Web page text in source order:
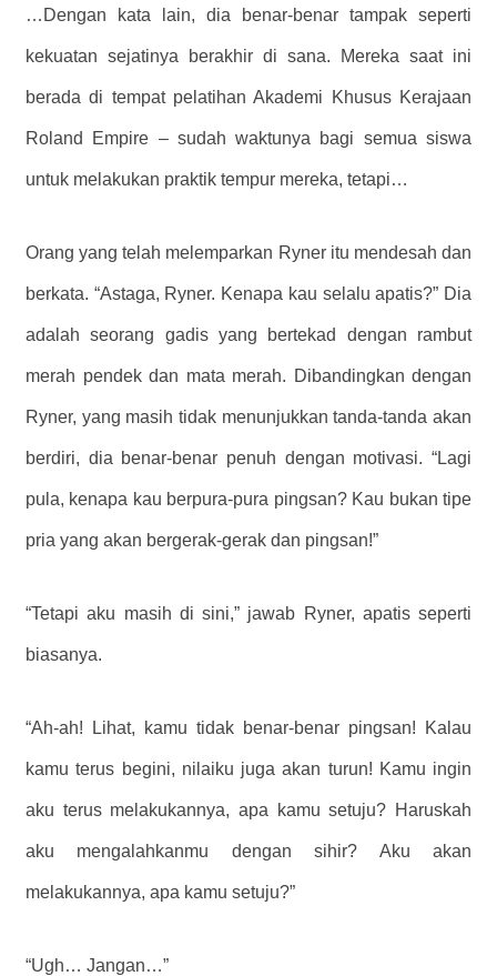
…Dengan kata lain, dia benar-benar tampak seperti
kekuatan sejatinya berakhir di sana. Mereka saat ini
berada di tempat pelatihan Akademi Khusus Kerajaan
Roland Empire – sudah waktunya bagi semua siswa
untuk melakukan praktik tempur mereka, tetapi…
Orang yang telah melemparkan Ryner itu mendesah dan
berkata. “Astaga, Ryner. Kenapa kau selalu apatis?” Dia
adalah seorang gadis yang bertekad dengan rambut
merah pendek dan mata merah. Dibandingkan dengan
Ryner, yang masih tidak menunjukkan tanda-tanda akan
berdiri, dia benar-benar penuh dengan motivasi. “Lagi
pula, kenapa kau berpura-pura pingsan? Kau bukan tipe
pria yang akan bergerak-gerak dan pingsan!”
“Tetapi aku masih di sini,” jawab Ryner, apatis seperti
biasanya.
“Ah-ah! Lihat, kamu tidak benar-benar pingsan! Kalau
kamu terus begini, nilaiku juga akan turun! Kamu ingin
aku terus melakukannya, apa kamu setuju? Haruskah
aku mengalahkanmu dengan sihir? Aku akan
melakukannya, apa kamu setuju?”
“Ugh… Jangan…”